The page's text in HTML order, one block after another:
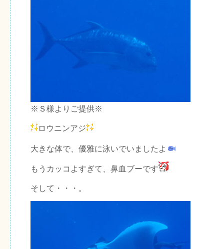
※Ｓ様よりご提供※
ロウニンアジ
大きな体で、優雅に泳いでいましたよ
もうカッコよすぎて、鼻血ブーです
そして・・・。